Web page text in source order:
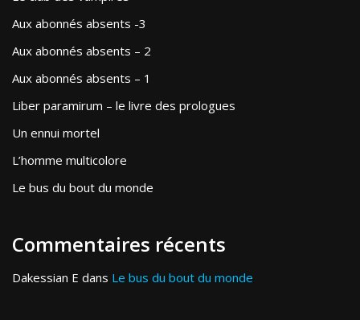
Aux abonnés absents -3
Aux abonnés absents – 2
Aux abonnés absents – 1
Liber paramirum – le livre des prologues
Un ennui mortel
L’homme multicolore
Le bus du bout du monde
Commentaires récents
Dakessian E dans Le bus du bout du monde